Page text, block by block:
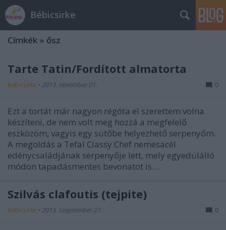
Bébicsirke
Címkék » ősz
Tarte Tatin/Fordított almatorta
bebicsirke • 2013. november 01. 0
Ezt a tortát már nagyon régóta el szerettem volna
készíteni, de nem volt meg hozzá a megfelelő
eszközöm, vagyis egy sütőbe helyezhető serpenyőm.
A megoldás a Tefal Classy Chef nemesacél
edénycsaládjának serpenyője lett, mely egyedülálló
módon tapadásmentes bevonatot is…
Szilvás clafoutis (tejpite)
bebicsirke • 2013. szeptember 27. 0